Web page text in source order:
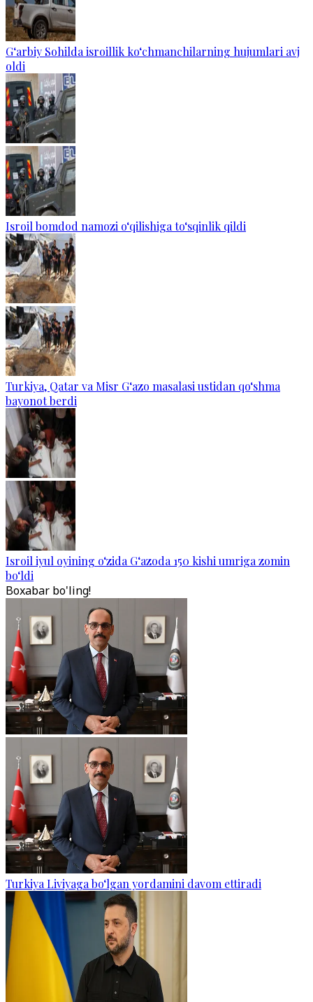
G‘arbiy Sohilda isroillik ko‘chmanchilarning hujumlari avj
oldi
Isroil bomdod namozi o‘qilishiga to‘sqinlik qildi
Turkiya, Qatar va Misr G‘azo masalasi ustidan qo‘shma
bayonot berdi
Isroil iyul oyining o‘zida G‘azoda 150 kishi umriga zomin
bo‘ldi
Boxabar bo'ling!
Turkiya Liviyaga bo‘lgan yordamini davom ettiradi